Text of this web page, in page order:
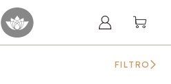
FILTRO